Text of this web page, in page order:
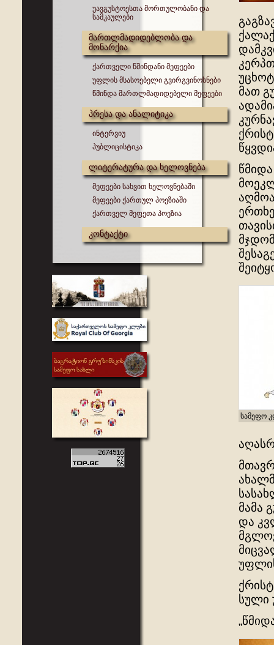
უავგუსტოესთა მორთულობანი და
სამკაულები
მართლმადიდებლობა და
მონარქია
ქართველი წმინდანი მეფეები
უფლის მსასოებელი გვირგვინოსნები
წმინდა მართლმადიდებელი მეფეები
პრესა და ანალიტიკა
ინტერვიუ
პუბლიცისტიკა
ლიტერატურა და ხელოვნება
მეფეები სახვით ხელოვნებაში
მეფეები ქართულ პოეზიაში
ქართველ მეფეთა პოეზია
კონტაქტი
მათ
სამეფო
მამა
და
სული